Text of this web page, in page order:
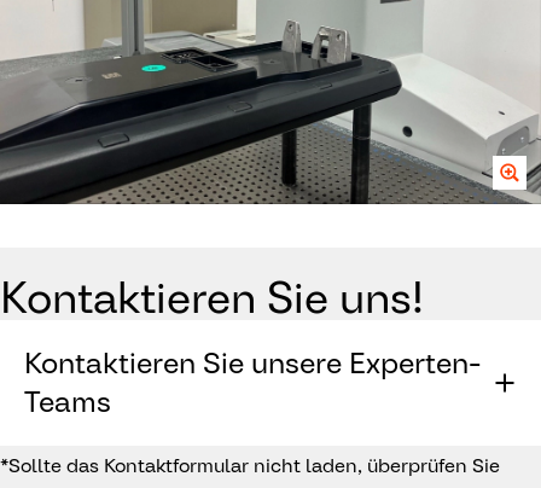
Kontaktieren Sie uns!
Kontaktieren Sie unsere Experten-
Teams
*Sollte das Kontaktformular nicht laden, überprüfen Sie